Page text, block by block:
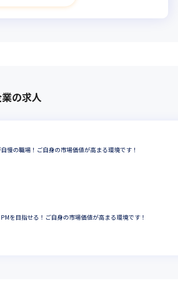
の求人
慢の職場！ご自身の市場価値が高まる環境です！
を目指せる！ご自身の市場価値が高まる環境です！